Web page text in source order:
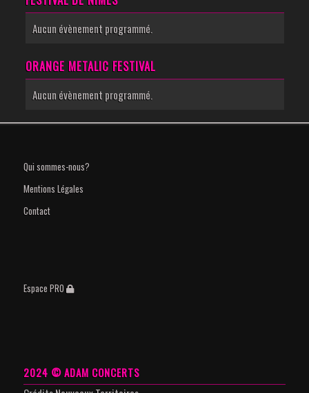
Aucun évènement programmé.
ORANGE METALIC FESTIVAL
Aucun évènement programmé.
Qui sommes-nous?
Mentions Légales
Contact
Espace PRO
2024 © ADAM CONCERTS